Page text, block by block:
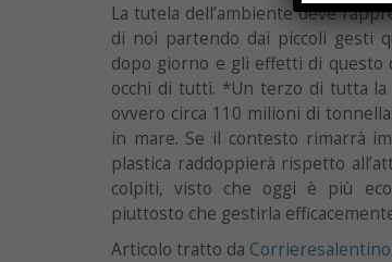
La tutela dell’ambiente deve
di noi partendo dai piccoli gesti
dopo giorno e gli effetti di questo
occhi di tutti. *Un terzo di tutta
ovvero circa 110 milioni di
in mare. Se il contesto rimarrà
plastica raddoppierà rispetto
colpiti, visto che oggi è più
piuttosto che gestirla
Articolo tratto da